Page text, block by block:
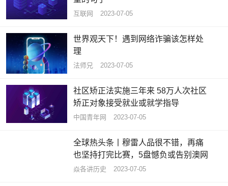
互联网 2023-07-05
世界观天下！遇到网络诈骗该怎样处
理
法师兄 2023-07-05
社区矫正法实施三年来 58万人次社区
矫正对象接受就业或就学指导
中国青年网 2023-07-05
全球热头条丨穆雷人品很不错，再痛
也坚持打完比赛，5盘憾负或告别澳网
焱各讲历史 2023-07-05